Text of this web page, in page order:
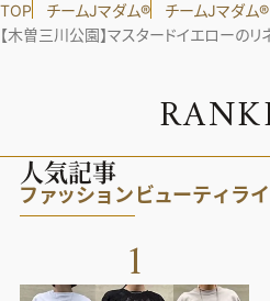
TOP チームJマダム®︎
チームJマダム
【木曽三川公園】マスタードイエローの
RANK
人気記事
ファッション ビューティラ
1